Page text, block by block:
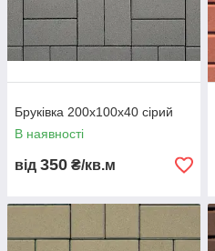
Бруківка 200х100х40 сірий
В наявності
від 350 ₴/кв.м